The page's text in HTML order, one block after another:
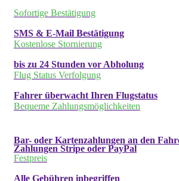
Sofortige Bestätigung
SMS & E-Mail Bestätigung
Kostenlose Stornierung
bis zu 24 Stunden vor Abholung
Flug Status Verfolgung
Fahrer überwacht Ihren Flugstatus
Bequeme Zahlungsmöglichkeiten
Bar- oder Kartenzahlungen an den
Zahlungen Stripe oder PayPal
Festpreis
Alle Gebühren inbegriffen